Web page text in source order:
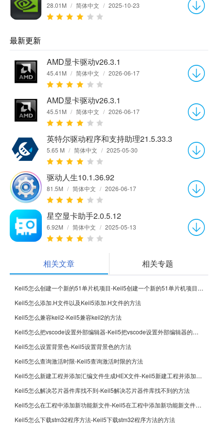
28.01M / 简体中文 / 2025-10-23
最新更新
AMD显卡驱动v26.3.1
45.41M / 简体中文 / 2026-06-17
AMD显卡驱动v26.3.1
45.51M / 简体中文 / 2026-06-17
英特尔驱动程序和支持助理21.5.33.3
5.65 M / 简体中文 / 2025-05-30
驱动人生10.1.36.92
81.5M / 简体中文 / 2026-06-17
星空显卡助手2.0.5.12
6.92M / 简体中文 / 2025-05-13
相关文章 相关专题
Keil5怎么创建一个新的51单片机项目-Keil5创建一个新的51单片机项目的方法
Keil5怎么添加.H文件以及Keil5添加.H文件的方法
Keil5怎么兼容keil2-Keil5兼容keil2的方法
Keil5怎么把vscode设置外部编辑器-Keil5把vscode设置外部编辑器的方法
Keil5怎么设置背景色-Keil5设置背景色的方法
Keil5怎么查询激活时限-Keil5查询激活时限的方法
Keil5怎么新建工程并添加汇编文件生成HEX文件-Keil5新建工程并添加汇编文件生成HEX文件的方法
Keil5怎么解决芯片器件库找不到-Keil5解决芯片器件库找不到的方法
Keil5怎么在工程中添加新功能新文件-Keil5在工程中添加新功能新文件的方法
Keil5怎么下载stm32程序方法-Keil5下载stm32程序方法的方法